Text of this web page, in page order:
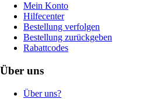
Mein Konto
Hilfecenter
Bestellung verfolgen
Bestellung zurückgeben
Rabattcodes
Über uns
Über uns?